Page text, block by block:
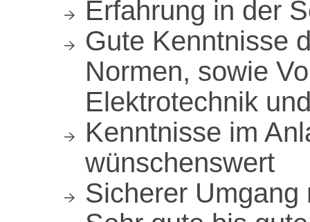
Erfahrung in der
Gute Kenntnisse
Normen, sowie
Elektrotechnik
Kenntnisse im
wünschenswert
Sicherer